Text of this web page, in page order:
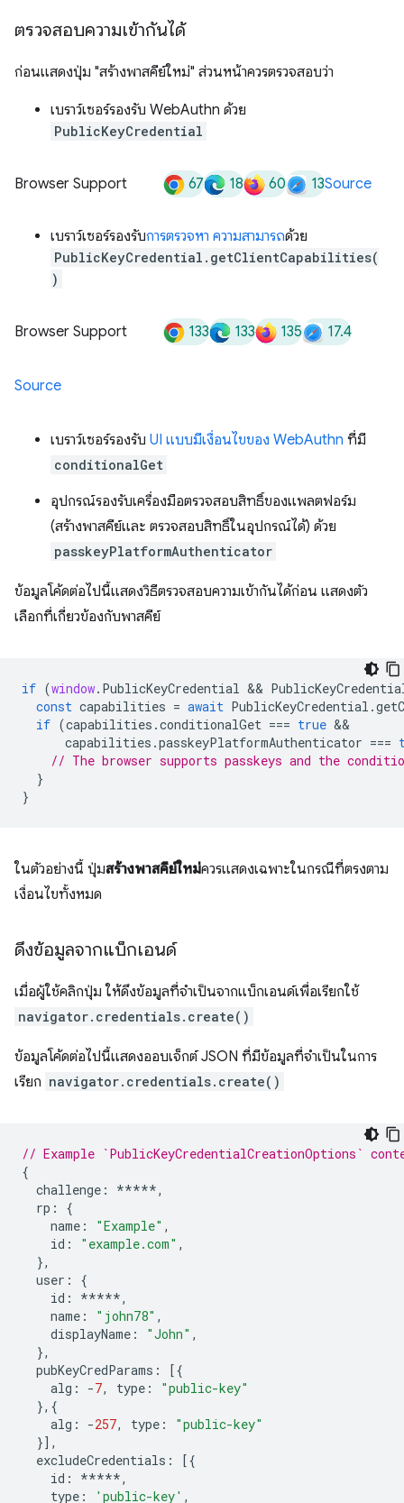
ตรวจสอบความเข้ากันได้
ก่อนแสดงปุ่ม "สร้างพาสคีย์ใหม่" ส่วนหน้าควรตรวจสอบว่า
เบราว์เซอร์รองรับ WebAuthn ด้วย
PublicKeyCredential
Browser Support 67 18 60 13Source
เบราว์เซอร์รองรับการตรวจหา ความสามารถด้วย
PublicKeyCredential.getClientCapabilities(
)
Browser Support 133 133 135 17.4
Source
เบราว์เซอร์รองรับ UI แบบมีเงื่อนไขของ WebAuthn ที่มี
conditionalGet
อุปกรณ์รองรับเครื่องมือตรวจสอบสิทธิ์ของแพลตฟอร์ม
(สร้างพาสคีย์และ ตรวจสอบสิทธิ์ในอุปกรณ์ได้) ด้วย
passkeyPlatformAuthenticator
ข้อมูลโค้ดต่อไปนี้แสดงวิธีตรวจสอบความเข้ากันได้ก่อน แสดงตัว
เลือกที่เกี่ยวข้องกับพาสคีย์
if (window. PublicKeyCredential &&
const capabilities = await PublicKeyCredential .
if (capabilities .conditionalGet === true
capabilities .passkeyPlatformAuthenticator ===
// The browser supports passkeys and the
}
}
ในตัวอย่างนี้ ปุ่มสร้างพาสคีย์ใหม่ควรแสดงเฉพาะในกรณีที่ตรงตาม
เงื่อนไขทั้งหมด
ดึงข้อมูลจากแบ็กเอนด์
เมื่อผู้ใช้คลิกปุ่ม ให้ดึงข้อมูลที่จำเป็นจากแบ็กเอนด์เพื่อเรียกใช้
navigator.credentials.create()
ข้อมูลโค้ดต่อไปนี้แสดงออบเจ็กต์ JSON ที่มีข้อมูลที่จำเป็นในการ
เรียก navigator.credentials.create()
// Example `PublicKeyCredentialCreationOptions`
{
challenge : *****,
rp :
{
name : "Example" ,
id : "example.com" ,
},
user :
{
id : *****,
name : "john78" ,
displayName : "John" ,
},
pubKeyCredParams :
[{
alg : -7, type :
"public-key"
},{
alg : -257, type :
"public-key"
}],
excludeCredentials :
[{
id : *****,
type : 'public-key' ,